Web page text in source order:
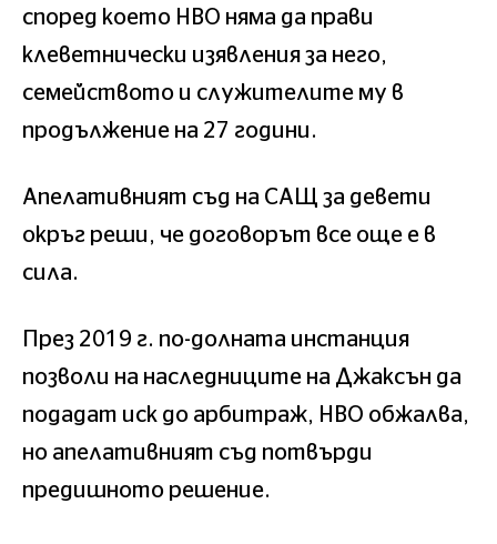
според което HBO няма да прави
клеветнически изявления за него,
семейството и служителите му в
продължение на 27 години.
Апелативният съд на САЩ за девети
окръг реши, че договорът все още е в
сила.
През 2019 г. по-долната инстанция
позволи на наследниците на Джаксън да
подадат иск до арбитраж, HBO обжалва,
но апелативният съд потвърди
предишното решение.